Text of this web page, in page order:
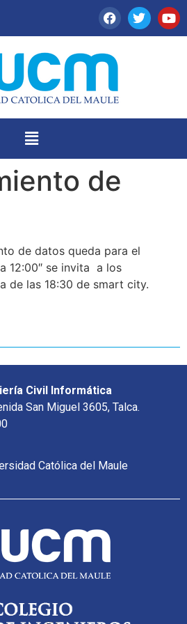
de
de datos queda para el
12:00″ se invita a los
de las 18:30 de smart city.
Civil Informática
San Miguel 3605, Talca.
Católica del Maule